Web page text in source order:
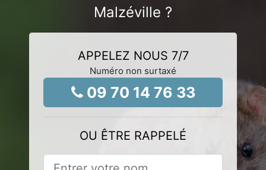
Malzéville ?
APPELEZ NOUS 7/7
Numéro non surtaxé
09 70 14 76 33
OU ÊTRE RAPPELÉ